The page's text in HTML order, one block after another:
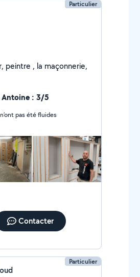
Particulier
Antoine : 3/5
pas été fluides
Contacter
Particulier